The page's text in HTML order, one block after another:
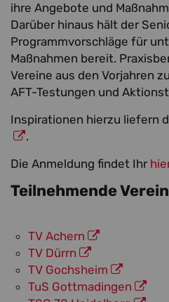
ihre Angebote und
Darüber hinaus hält der
Programmvorschläge für
Maßnahmen bereit.
Vereine aus den Vorjahren
AFT-Testungen und
Inspirationen hierzu liefern
.
Die Anmeldung findet Ihr
Teilnehmende
TV Achern
TV Dürrn
TV Gochsheim
TuS Gottmadingen